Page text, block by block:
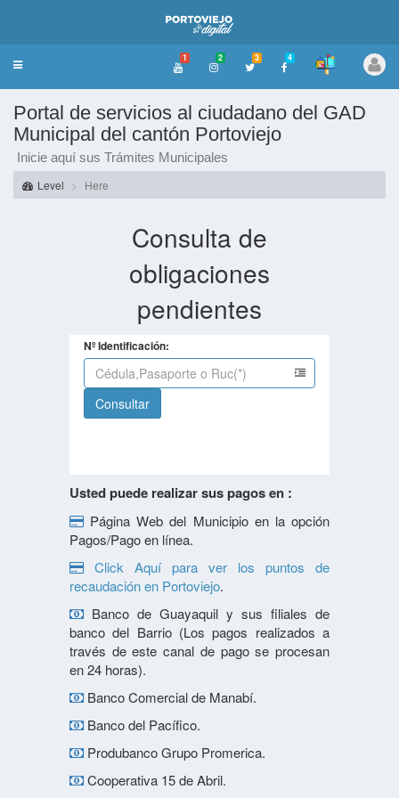
Toggle
1 2 3 4
Portal de servicios al ciudadano del GAD
Municipal del cantón Portoviejo
Inicie aquí sus Trámites Municipales
Level
Here
Consulta de
obligaciones
pendientes
Nº Identificación:
Usted puede realizar sus pagos en :
Página Web del Municipio en la opción
Pagos/Pago en línea.
Click Aquí para ver los puntos de
recaudación en Portoviejo.
Banco de Guayaquil y sus filiales de
banco del Barrio (Los pagos realizados a
través de este canal de pago se procesan
en 24 horas).
Banco Comercial de Manabí.
Banco del Pacífico.
Produbanco Grupo Promerica.
Cooperativa 15 de Abril.